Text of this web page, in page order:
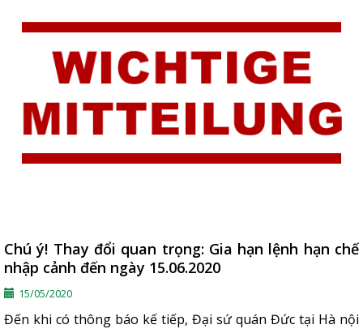
Chú ý! Thay đổi quan trọng: Gia hạn lệnh hạn chế
nhập cảnh đến ngày 15.06.2020
15/05/2020
Đến khi có thông báo kế tiếp, Đại sứ quán Đức tại Hà nội